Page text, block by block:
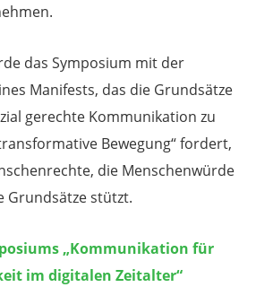
das Symposium mit der
Manifests, das die Grundsätze
gerechte Kommunikation zu
Bewegung“ fordert,
die Menschenwürde
Grundsätze stützt.
„Kommunikation für
im digitalen Zeitalter“